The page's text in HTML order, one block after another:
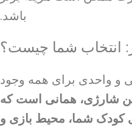
باشد.
انتخاب شما چیست؟
و واحدی برای همه وجود
شارژی، همانی است که
کودک شما، محیط بازی و